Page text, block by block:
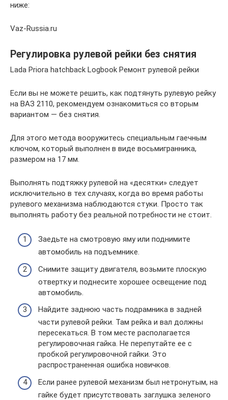
ниже:
Vaz-Russia.ru
Регулировка рулевой рейки без снятия
Lada Priora hatchback Logbook Ремонт рулевой рейки
Если вы не можете решить, как подтянуть рулевую рейку
на ВАЗ 2110, рекомендуем ознакомиться со вторым
вариантом — без снятия.
Для этого метода вооружитесь специальным гаечным
ключом, который выполнен в виде восьмигранника,
размером на 17 мм.
Выполнять подтяжку рулевой на «десятки» следует
исключительно в тех случаях, когда во время работы
рулевого механизма наблюдаются стуки. Просто так
выполнять работу без реальной потребности не стоит.
Заедьте на смотровую яму или поднимите
автомобиль на подъемнике.
Снимите защиту двигателя, возьмите плоскую
отвертку и поднесите хорошее освещение под
автомобиль.
Найдите заднюю часть подрамника в задней
части рулевой рейки. Там рейка и вал должны
пересекаться. В том месте располагается
регулировочная гайка. Не перепутайте ее с
пробкой регулировочной гайки. Это
распространенная ошибка новичков.
Если ранее рулевой механизм был нетронутым, на
гайке будет присутствовать заглушка зеленого